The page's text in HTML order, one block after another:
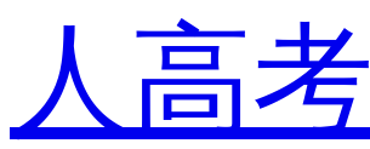
人高考